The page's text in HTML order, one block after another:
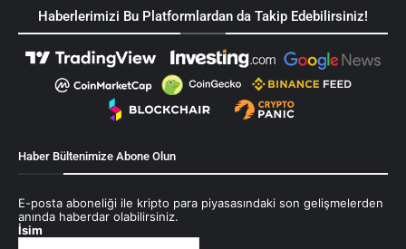
Haberlerimizi Bu Platformlardan da Takip Edebilirsiniz!
Haber Bültenimize Abone Olun
E-posta aboneliği ile kripto para piyasasındaki son gelişmelerden
anında haberdar olabilirsiniz.
İsim